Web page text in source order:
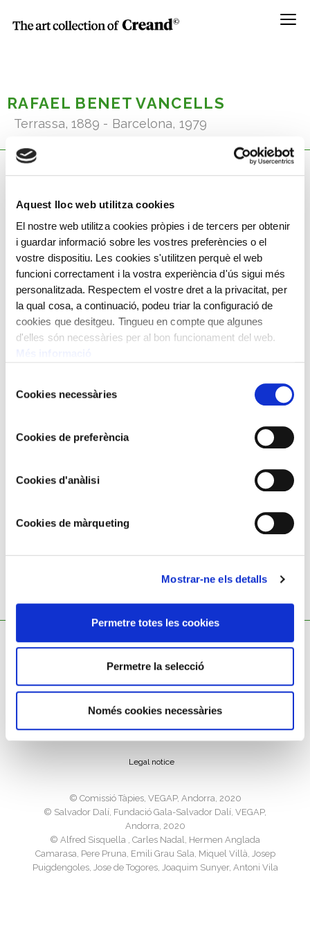
Aquest lloc web utilitza cookies
El nostre web utilitza cookies pròpies i de tercers per obtenir
i guardar informació sobre les vostres preferències o el
vostre dispositiu. Les cookies s'utilitzen perquè el web
funcioni correctament i la vostra experiència d'ús sigui més
personalitzada. Respectem el vostre dret a la privacitat, per
la qual cosa, a continuació, podeu triar la configuració de
cookies que desitgeu. Tingueu en compte que algunes
d'elles són necessàries per al bon funcionament del web.
deCookies necessàries
Cookies de preferència
Cookies d'anàlisi
Cookies de màrqueting
Mostrar-ne els detalls
Permetre totes les cookies
Permetre la selecció
Només cookies necessàries
Menú
RAFAEL BENET VANCELLS
Terrassa, 1889 - Barcelona, 1979
Know his artwork
RAFAEL BENET VANCELLS
Cookies policy
Legal notice
©️ Comissió Tàpies, VEGAP, Andorra, 2020
©️ Salvador Dalí, Fundació Gala-Salvador Dalí, VEGAP,
Andorra, 2020
©️ Alfred Sisquella , Carles Nadal, Hermen Anglada
Camarasa, Pere Pruna, Emili Grau Sala, Miquel Villà, Josep
Puigdengoles, Jose de Togores, Joaquim Sunyer, Antoni Vila